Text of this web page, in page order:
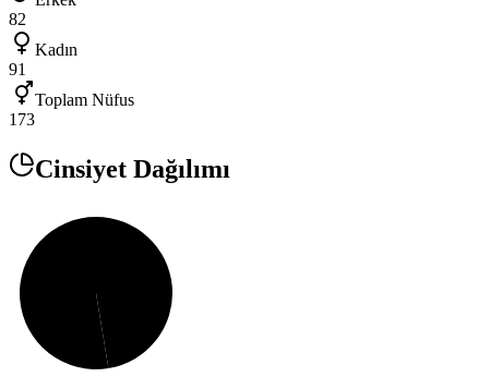
82
Kadın
91
Toplam Nüfus
173
Cinsiyet Dağılımı